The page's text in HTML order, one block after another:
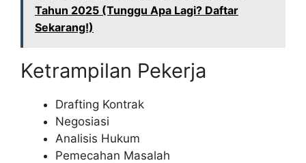
Tahun 2025 (Tunggu Apa Lagi? Daftar
Sekarang!)
Ketrampilan Pekerja
Drafting Kontrak
Negosiasi
Analisis Hukum
Pemecahan Masalah